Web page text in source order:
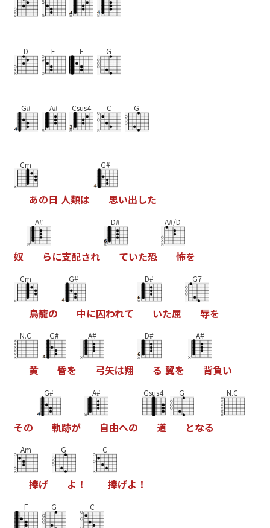
D E F G
G# A# Csus4 C G
Cm
あの日 人類は
G#
思い出した
奴
A#
らに支配され
D#
ていた恐
A#/D
怖を
Cm
鳥籠の
G#
中に囚われて
D#
いた屈
G7
辱を
N.C
黄
G#
昏を
A#
弓矢は翔
D#
る 翼を
A#
背負い
その
G#
軌跡が
A#
自由への
Gsus4
道
G
となる
N.C
Am
捧げ
G
よ ！
C
捧げよ ！
F G C